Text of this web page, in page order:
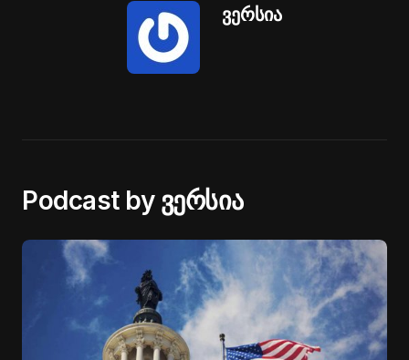
ვერსია
Podcast by ვერსია